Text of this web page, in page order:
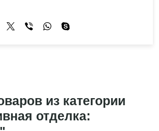
из категории
отделка: